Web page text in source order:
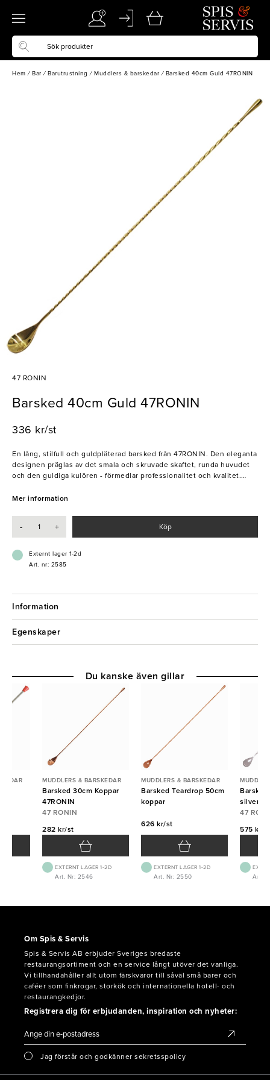
Hem / Bar / Barutrustning / Muddlers & barskedar / Barsked 40cm Guld 47RONIN
47 RONIN
Barsked 40cm Guld 47RONIN
336 kr/st
En lång, stilfull och guldpläterad barsked från 47RONIN. Den eleganta
designen präglas av det smala och skruvade skaftet, runda huvudet
och den guldiga kulören - förmedlar professionalitet och kvalitet.
stora som små. Används optimalt för att blanda och skikta drinkar på
- Elegant design
- Handdisk rekommenderas
Mer information
- + Köp
Externt lager 1-2d
Art. nr: 2585
Information
Egenskaper
MUDDLERS & BARSKEDAR
Barsked 30cm Koppar
47RONIN
47 RONIN
282 kr/st
EXTERNT LAGER 1-2D
Art. Nr: 2546
MUDDLERS & BARSKEDAR
Barsked Teardrop 50cm
koppar
626 kr/st
EXTERNT LAGER 1-2D
Art. Nr: 2550
silver
47
575 kr/
Art.
Du kanske även gillar
Om Spis & Servis
Spis & Servis AB erbjuder Sveriges bredaste
restaurangsortiment och en service långt utöver det vanliga.
Vi tillhandahåller allt utom färskvaror till såväl små barer och
caféer som finkrogar, storkök och internationella hotell- och
restaurangkedjor.
Registrera dig för erbjudanden, inspiration och nyheter:
Jag förstår och godkänner sekretsspolicy